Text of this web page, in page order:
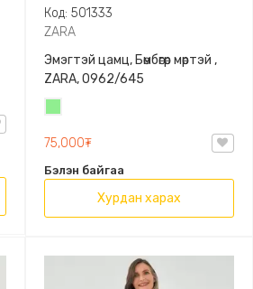
Код: 501333
ZARA
Эмэгтэй цамц, Бөмбөгөр мөртэй ,
ZARA, 0962/645
75,000₮
Бэлэн байгаа
Хурдан харах